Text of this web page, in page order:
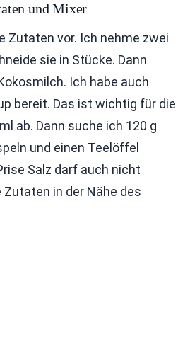
und Mixer
Zutaten vor. Ich nehme zwei
sie in Stücke. Dann
Ich habe auch
bereit. Das ist wichtig für die
ab. Dann suche ich 120 g
und einen Teelöffel
Salz darf auch nicht
in der Nähe des